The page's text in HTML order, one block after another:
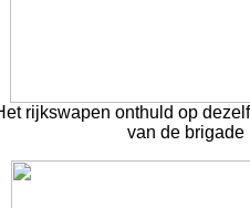
rijkswapen onthuld op
van de brigade